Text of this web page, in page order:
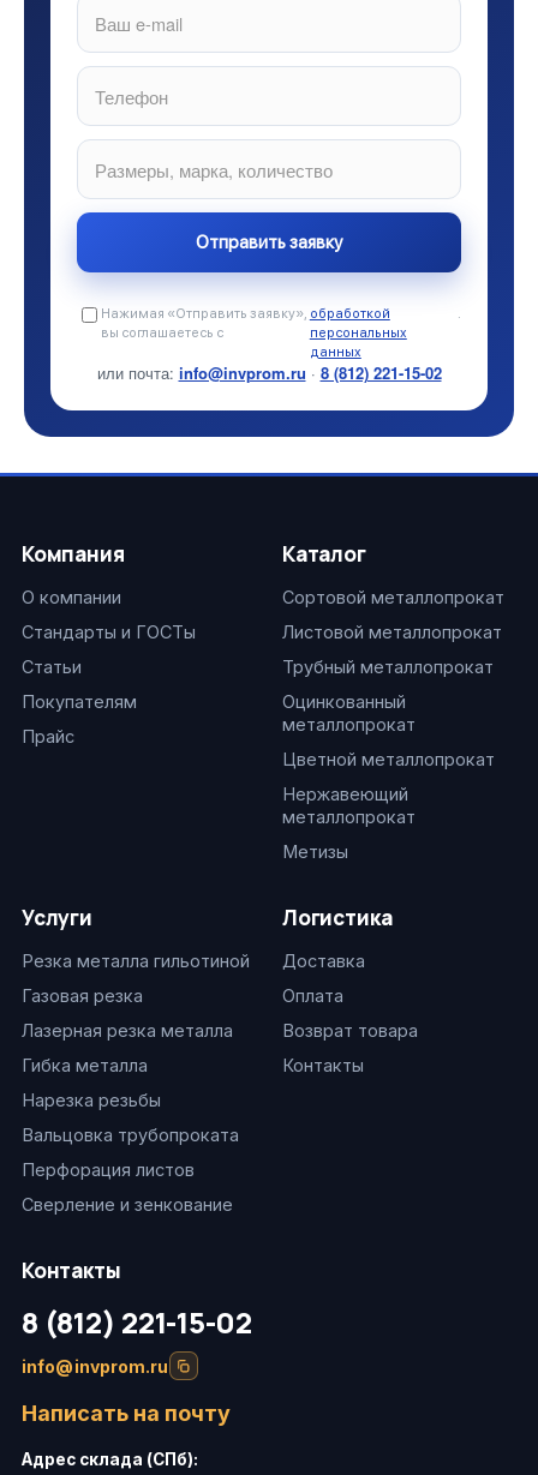
Нажимая «Отправить заявку»,
вы соглашаетесь с
обработкой
персональных
данных
.
или почта: info@invprom.ru · 8 (812) 221-15-02
Компания
О компании
Стандарты и ГОСТы
Статьи
Покупателям
Прайс
Каталог
Сортовой металлопрокат
Листовой металлопрокат
Трубный металлопрокат
Оцинкованный
металлопрокат
Цветной металлопрокат
Нержавеющий
металлопрокат
Метизы
Услуги
Резка металла гильотиной
Газовая резка
Лазерная резка металла
Гибка металла
Нарезка резьбы
Вальцовка трубопроката
Перфорация листов
Сверление и зенкование
Логистика
Доставка
Оплата
Возврат товара
Контакты
Контакты
8 (812) 221-15-02
info@invprom.ru
Написать на почту
Адрес склада (СПб):